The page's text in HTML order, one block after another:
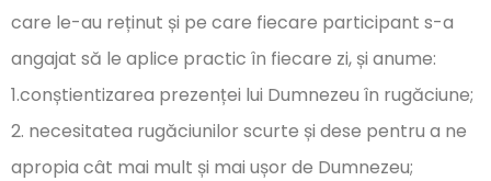
care le-au reținut și pe care fiecare participant s-a
angajat să le aplice practic în fiecare zi, și anume:
1.conștientizarea prezenței lui Dumnezeu în rugăciune;
2. necesitatea rugăciunilor scurte și dese pentru a ne
apropia cât mai mult și mai ușor de Dumnezeu;